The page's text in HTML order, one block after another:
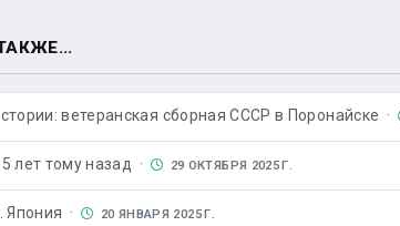
ветеранская сборная СССР в Поронайске ·
лет тому назад · 29 ОКТЯБРЯ 2025 Г.
Япония · 20 ЯНВАРЯ 2025 Г.